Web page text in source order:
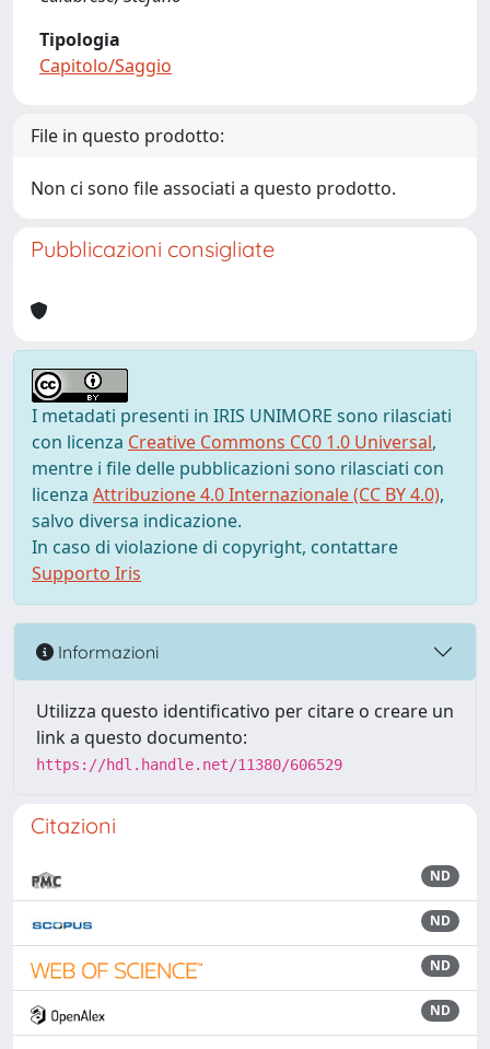
Tipologia
Capitolo/Saggio
File in questo prodotto:
Non ci sono file associati a questo prodotto.
Pubblicazioni consigliate
I metadati presenti in IRIS UNIMORE sono rilasciati
con licenza Creative Commons CC0 1.0 Universal,
mentre i file delle pubblicazioni sono rilasciati con
licenza Attribuzione 4.0 Internazionale (CC BY 4.0),
salvo diversa indicazione.
In caso di violazione di copyright, contattare
Supporto Iris
Informazioni
Utilizza questo identificativo per citare o creare un
link a questo documento:
https://hdl.handle.net/11380/606529
Citazioni
ND
ND
ND
ND